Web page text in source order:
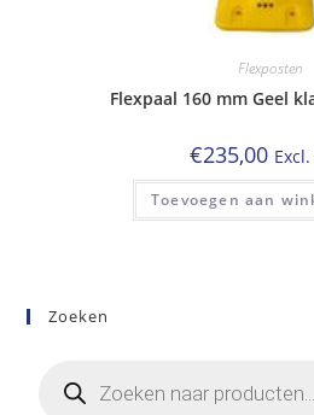
Flexposten
Flexpaal 160 mm Geel
€235,00
Toevoegen aan
Zoeken
zoeken